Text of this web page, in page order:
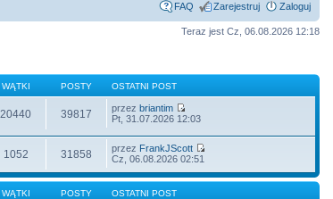
FAQ Zarejestruj Zaloguj
Teraz jest Cz, 06.08.2026 12:18
WĄTKI POSTY OSTATNI POST
20440 39817 przezbriantim
Pt, 31.07.2026 12:03
1052 31858 przez FrankJScott
Cz, 06.08.2026 02:51
WĄTKI POSTY OSTATNI POST